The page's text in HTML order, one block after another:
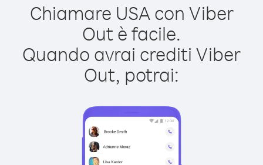
Chiamare USA con Viber
Out è facile.
Quando avrai crediti Viber
Out, potrai: